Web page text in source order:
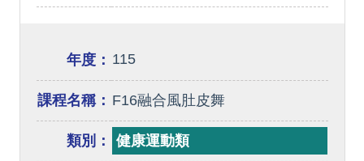
年度： 115
課程名稱： F16融合風肚皮舞
類別： 健康運動類